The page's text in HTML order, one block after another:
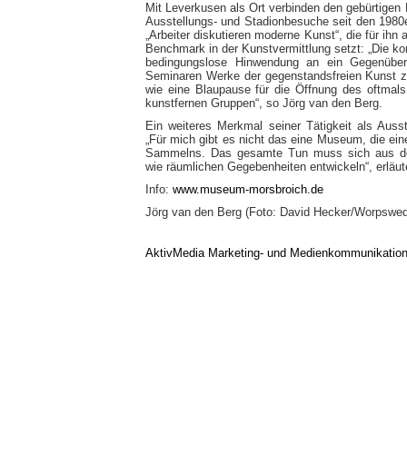
Mit Leverkusen als Ort verbinden den
Ausstellungs- und Stadionbesuche seit den
„Arbeiter diskutieren moderne Kunst“, die für
Benchmark in der Kunstvermittlung setzt: „Die
bedingungslose Hinwendung an ein
Seminaren Werke der gegenstandsfreien
wie eine Blaupause für die Öffnung des
kunstfernen Gruppen“, so Jörg van den Berg.
Ein weiteres Merkmal seiner Tätigkeit als
„Für mich gibt es nicht das eine Museum, die
Sammelns. Das gesamte Tun muss sich aus
wie räumlichen Gegebenheiten entwickeln“,
Info: www.museum-morsbroich.de
Jörg van den Berg (Foto: David Hecker/
AktivMedia Marketing- und